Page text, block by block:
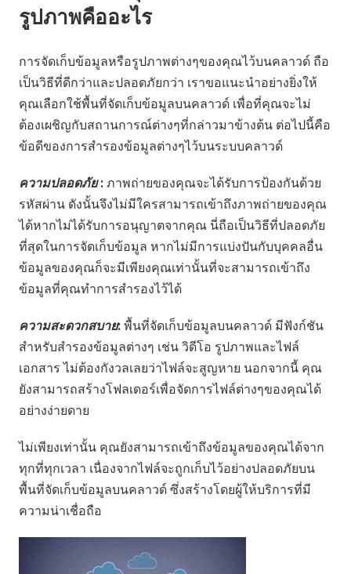
รูปภาพคืออะไร
การจัดเก็บข้อมูลหรือรูปภาพต่างๆของคุณไว้บนคลาวด์ ถือ
เป็นวิธีที่ดีกว่าและปลอดภัยกว่า เราขอแนะนำอย่างยิ่งให้
คุณเลือกใช้พื้นที่จัดเก็บข้อมูลบนคลาวด์ เพื่อที่คุณจะไม่
ต้องเผชิญกับสถานการณ์ต่างๆที่กล่าวมาข้างต้น ต่อไปนี้คือ
ข้อดีของการสำรองข้อมูลต่างๆไว้บนระบบคลาวด์
ความปลอดภัย:ภาพถ่ายของคุณจะได้รับการป้องกันด้วย
รหัสผ่าน ดังนั้นจึงไม่มีใครสามารถเข้าถึงภาพถ่ายของคุณ
ได้หากไม่ได้รับการอนุญาตจากคุณ นี่ถือเป็นวิธีที่ปลอดภัย
ที่สุดในการจัดเก็บข้อมูล หากไม่มีการแบ่งปันกับบุคคลอื่น
ข้อมูลของคุณก็จะมีเพียงคุณเท่านั้นที่จะสามารถเข้าถึง
ข้อมูลที่คุณทำการสำรองไว้ได้
ความสะดวกสบาย:พื้นที่จัดเก็บข้อมูลบนคลาวด์ มีฟังก์ชัน
สำหรับสำรองข้อมูลต่างๆ เช่น วิดีโอ รูปภาพและไฟล์
เอกสาร ไม่ต้องกังวลเลยว่าไฟล์จะสูญหาย นอกจากนี้ คุณ
ยังสามารถสร้างโฟลเดอร์เพื่อจัดการไฟล์ต่างๆของคุณได้
อย่างง่ายดาย
ไม่เพียงเท่านั้น คุณยังสามารถเข้าถึงข้อมูลของคุณได้จาก
ทุกที่ทุกเวลา เนื่องจากไฟล์จะถูกเก็บไว้อย่างปลอดภัยบน
พื้นที่จัดเก็บข้อมูลบนคลาวด์ ซึ่งสร้างโดยผู้ให้บริการที่มี
ความน่าเชื่อถือ